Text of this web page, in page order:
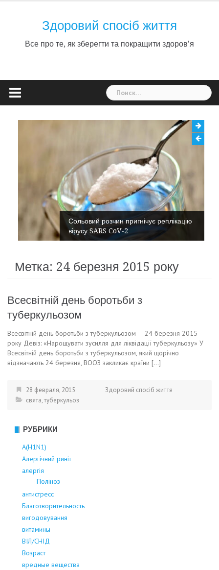
Здоровий спосіб життя
Все про те, як зберегти та покращити здоров'я
Найти:
Сольовий розчин пригнічує реплікацію
вірусу SARS CoV-2
Метка: 24 березня 2015 року
Всесвітній день боротьби з
туберкульозом
Всесвітній день боротьби з туберкульозом — 24 березня 2015
року Девіз: «Нарощувати зусилля для ліквідації туберкульозу» У
Всесвітній день боротьби з туберкульозом, який щорічно
відзначають 24 березня, ВООЗ закликає країни […]
28 февраля, 2015
Здоровий спосіб життя
свята,туберкульоз
РУБРИКИ
А(Н1N1)
Алергічний риніт
алергія
Поліноз
антистресс
Благотворительность
вигодовування
витамины
ВІЛ/СНІД
Возраст
вредные вещества